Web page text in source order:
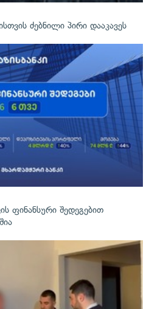
ძებნილი პირი დააკავეს
ფინანსური შედეგებით